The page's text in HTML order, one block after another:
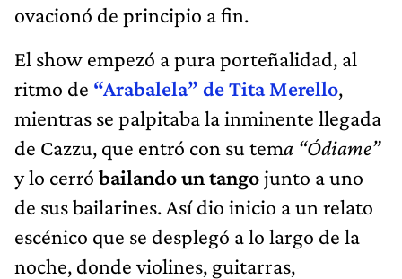
ovacionó de principio a fin.
El show empezó a pura porteñalidad, al
ritmo de “Arabalela” de Tita Merello,
mientras se palpitaba la inminente llegada
de Cazzu, que entró con su tema “Ódiame”
y lo cerró bailando un tangojunto a uno
de sus bailarines. Así dio inicio a un relato
escénico que se desplegó a lo largo de la
noche, donde violines, guitarras,